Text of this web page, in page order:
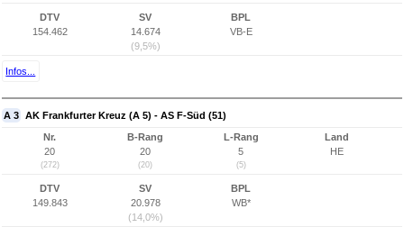
DTV
154.462
SV
14.674
(9,5%)
BPL
VB-E
Infos...
A 3 AK Frankfurter Kreuz (A 5) - AS F-Süd (51)
Nr.
20
(272)
B-Rang
20
(20)
L-Rang
5
(5)
Land
HE
DTV
149.843
SV
20.978
(14,0%)
BPL
WB*